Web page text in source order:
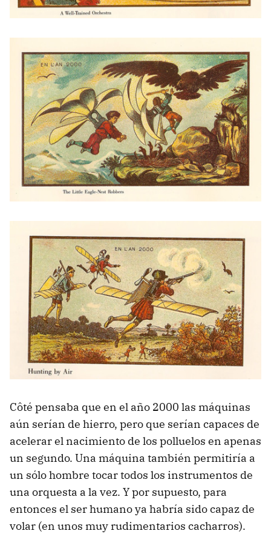
Côté pensaba que en el año 2000 las máquinas
aún serían de hierro, pero que serían capaces de
acelerar el nacimiento de los polluelos en apenas
un segundo. Una máquina también permitiría a
un sólo hombre tocar todos los instrumentos de
una orquesta a la vez. Y por supuesto, para
entonces el ser humano ya habría sido capaz de
volar (en unos muy rudimentarios cacharros).